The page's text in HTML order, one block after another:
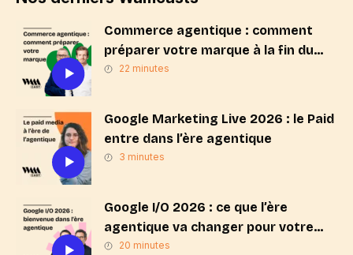
Commerce agentique : comment
préparer votre marque à la fin du
« Search & Click » ?
22 minutes
Google Marketing Live 2026 : le Paid
entre dans l’ère agentique
3 minutes
Google I/O 2026 : ce que l’ère
agentique va changer pour votre
stratégie de marque
20 minutes